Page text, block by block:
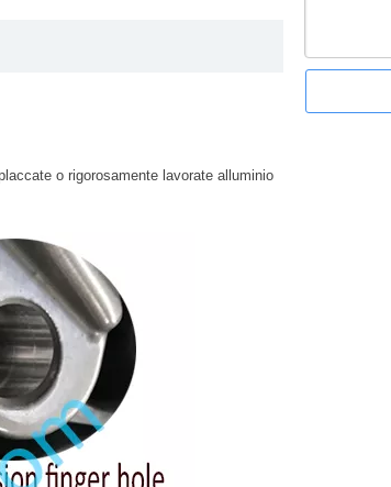
o rigorosamente lavorate alluminio